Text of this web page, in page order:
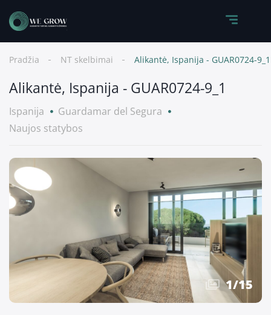
Pradžia NT skelbimai Alikantė, Ispanija - GUAR0724-9_1
Alikantė, Ispanija - GUAR0724-9_1
Ispanija
Guardamar del Segura
Naujos statybos
1/15